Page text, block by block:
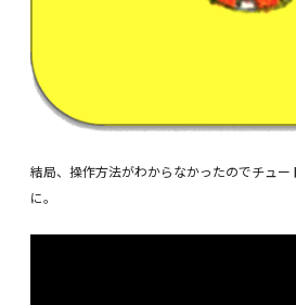
結局、操作方法がわからなかったのでチュー
に。